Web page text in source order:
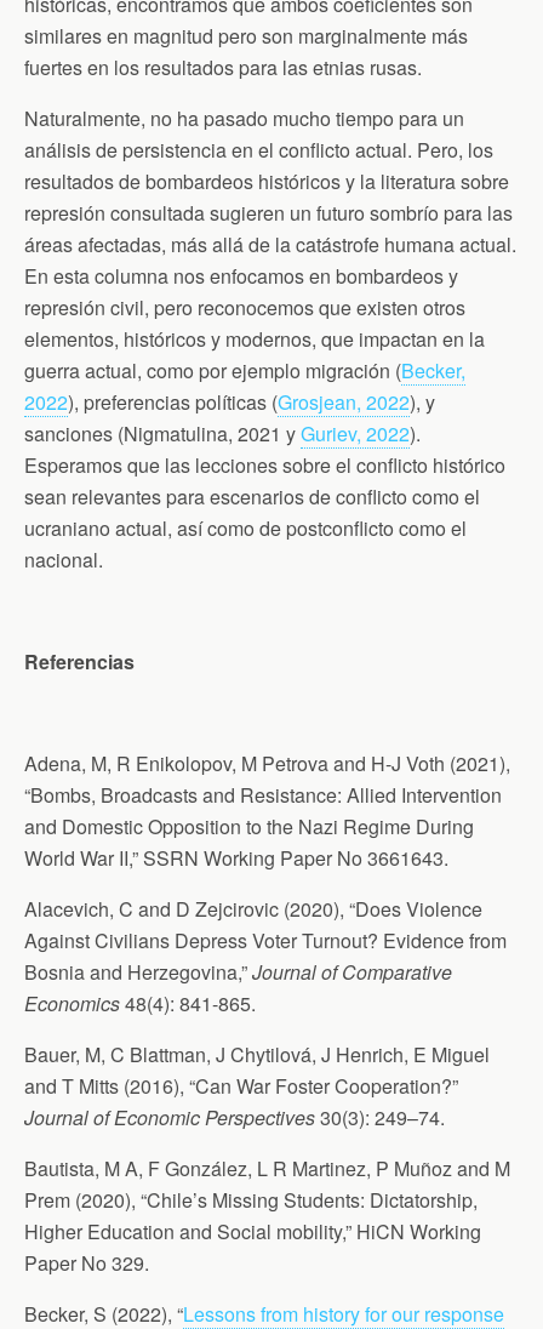
similares en magnitud pero son marginalmente más
fuertes en los resultados para las etnias rusas.
Naturalmente, no ha pasado mucho tiempo para un
análisis de persistencia en el conflicto actual. Pero, los
resultados de bombardeos históricos y la literatura sobre
represión consultada sugieren un futuro sombrío para las
áreas afectadas, más allá de la catástrofe humana actual.
En esta columna nos enfocamos en bombardeos y
represión civil, pero reconocemos que existen otros
elementos, históricos y modernos, que impactan en la
guerra actual, como por ejemplo migración (Becker,
2022), preferencias políticas (Grosjean, 2022), y
sanciones (Nigmatulina, 2021 yGuriev, 2022).
Esperamos que las lecciones sobre el conflicto histórico
sean relevantes para escenarios de conflicto como el
ucraniano actual, así como de postconflicto como el
nacional.
Referencias
Adena, M, R Enikolopov, M Petrova and H-J Voth (2021),
“Bombs, Broadcasts and Resistance: Allied Intervention
and Domestic Opposition to the Nazi Regime During
World War II,” SSRN Working Paper No 3661643.
Alacevich, C and D Zejcirovic (2020), “Does Violence
Against Civilians Depress Voter Turnout? Evidence from
Bosnia and Herzegovina,”Journal of Comparative
Economics48(4): 841-865.
Bauer, M, C Blattman, J Chytilová, J Henrich, E Miguel
and T Mitts (2016), “Can War Foster Cooperation?”
Journal of Economic Perspectives30(3): 249–74.
Bautista, M A, F González, L R Martinez, P Muñoz and M
Prem (2020), “Chile’s Missing Students: Dictatorship,
Higher Education and Social mobility,” HiCN Working
Paper No 329.
Becker, S (2022), “Lessons from history for our response